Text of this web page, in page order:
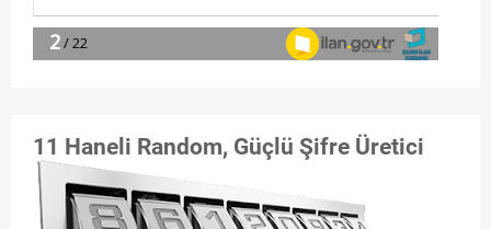
11 Haneli Random, Güçlü Şifre Üretici